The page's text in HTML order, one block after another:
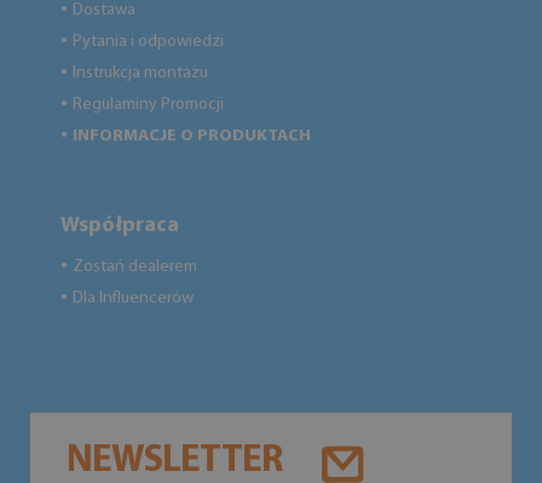
● Dostawa
● Pytania i odpowiedzi
● Instrukcja montażu
● Regulaminy Promocji
● INFORMACJE O PRODUKTACH
Współpraca
● Zostań dealerem
● Dla Influencerów
NEWSLETTER